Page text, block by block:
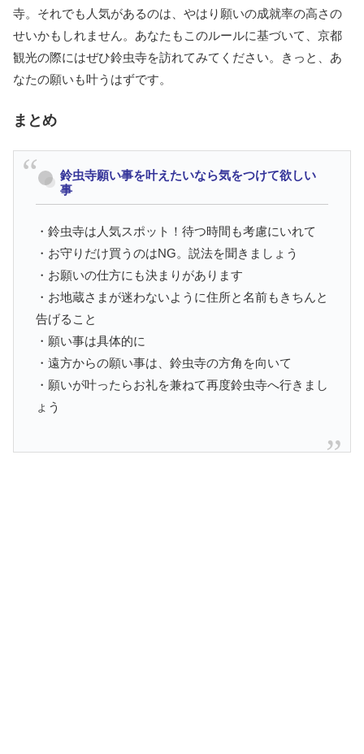
寺。それでも人気があるのは、やはり願いの成就率の高さの
せいかもしれません。あなたもこのルールに基づいて、京都
観光の際にはぜひ鈴虫寺を訪れてみてください。きっと、あ
なたの願いも叶うはずです。
まとめ
鈴虫寺願い事を叶えたいなら気をつけて欲しい
事
・鈴虫寺は人気スポット！待つ時間も考慮にいれて
・お守りだけ買うのはNG。説法を聞きましょう
・お願いの仕方にも決まりがあります
・お地蔵さまが迷わないように住所と名前もきちんと
告げること
・願い事は具体的に
・遠方からの願い事は、鈴虫寺の方角を向いて
・願いが叶ったらお礼を兼ねて再度鈴虫寺へ行きまし
ょう